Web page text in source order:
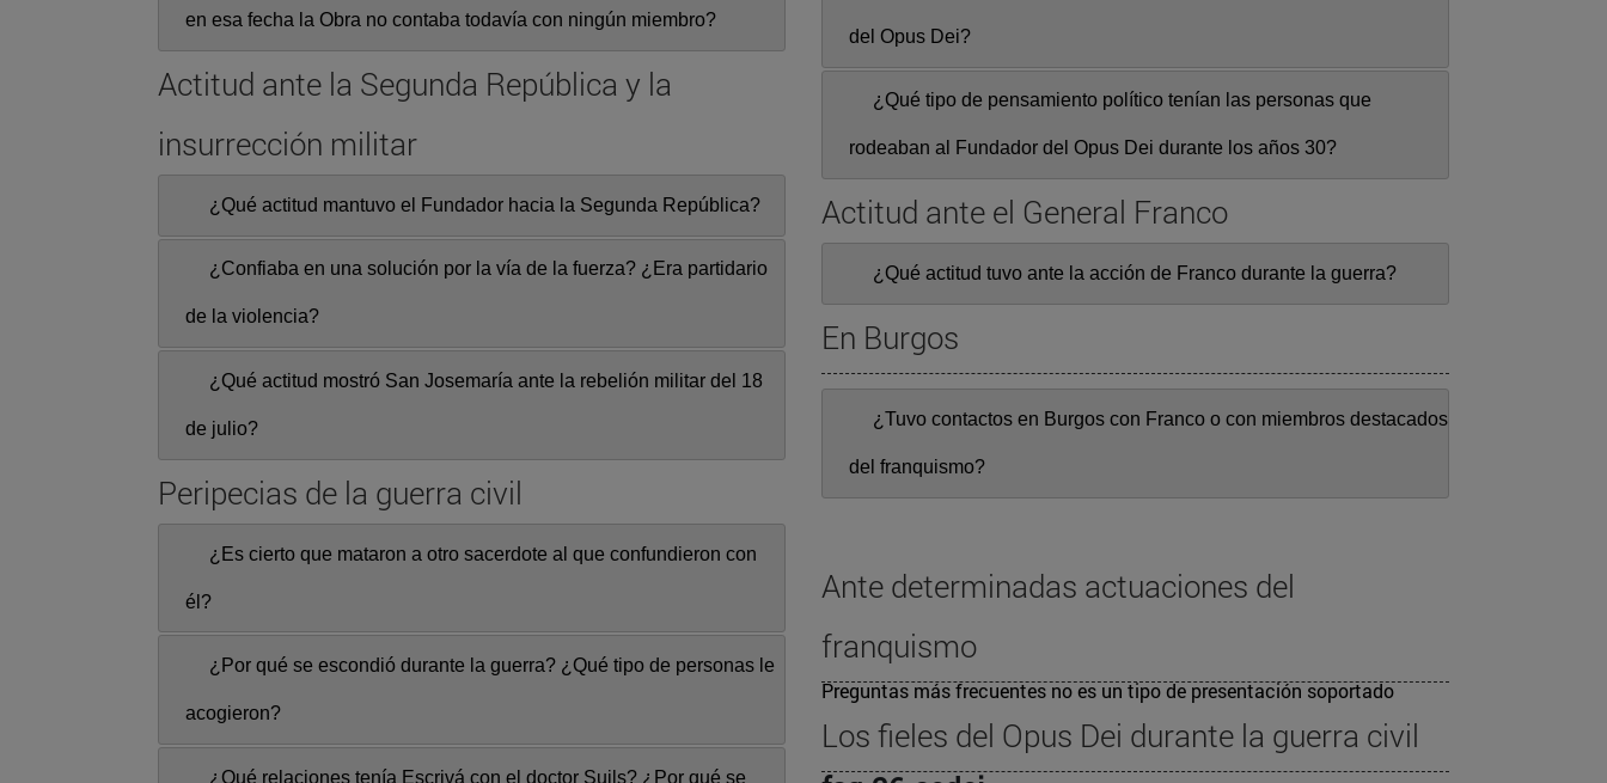
en esa fecha la Obra no contaba todavía con ningún miembro?
Actitud ante la Segunda República y la
insurrección militar
¿Qué actitud mantuvo el Fundador hacia la Segunda República?
¿Confiaba en una solución por la vía de la fuerza? ¿Era partidario
de la violencia?
¿Qué actitud mostró San Josemaría ante la rebelión militar del 18
de julio?
Peripecias de la guerra civil
¿Es cierto que mataron a otro sacerdote al que confundieron con
él?
¿Por qué se escondió durante la guerra? ¿Qué tipo de personas le
acogieron?
¿Qué relaciones tenía Escrivá con el doctor Suils? ¿Por qué se
del Opus Dei?
¿Qué tipo de pensamiento político tenían las personas que
rodeaban al Fundador del Opus Dei durante los años 30?
Actitud ante el General Franco
¿Qué actitud tuvo ante la acción de Franco durante la guerra?
En Burgos
¿Tuvo contactos en Burgos con Franco o con miembros destacados
del franquismo?
Ante determinadas actuaciones del
franquismo
Preguntas más frecuentes no es un tipo de presentación soportado
Los fieles del Opus Dei durante la guerra civil